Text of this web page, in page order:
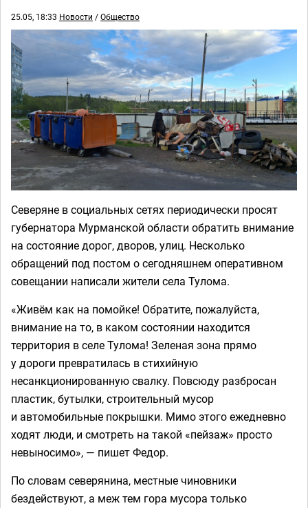
25.05, 18:33 Новости /Общество
Северяне в социальных сетях периодически просят
губернатора Мурманской области обратить внимание
на состояние дорог, дворов, улиц. Несколько
обращений под постом о сегодняшнем оперативном
совещании написали жители села Тулома.
«Живём как на помойке! Обратите, пожалуйста,
внимание на то, в каком состоянии находится
территория в селе Тулома! Зеленая зона прямо
у дороги превратилась в стихийную
несанкционированную свалку. Повсюду разбросан
пластик, бутылки, строительный мусор
и автомобильные покрышки. Мимо этого ежедневно
ходят люди, и смотреть на такой «пейзаж» просто
невыносимо», — пишет Федор.
По словам северянина, местные чиновники
бездействуют, а меж тем гора мусора только